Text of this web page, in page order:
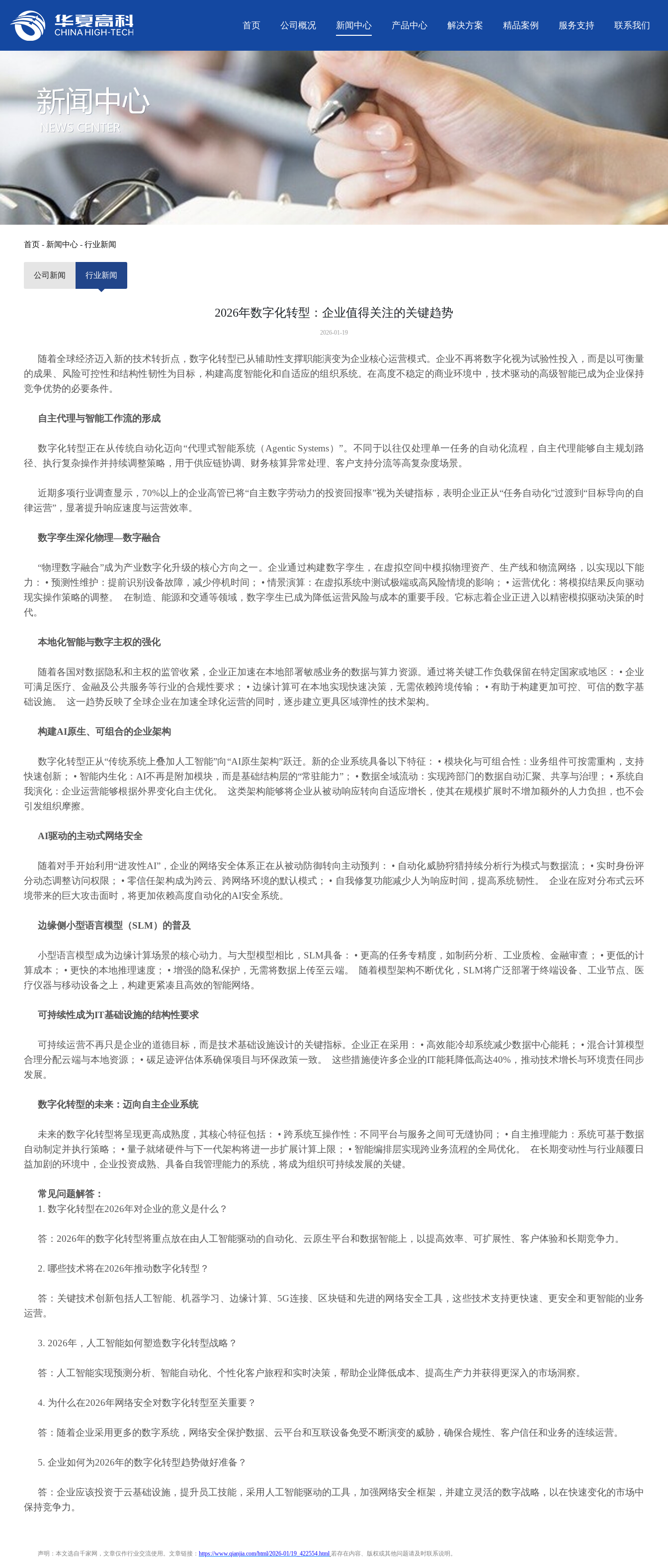
首页 公司概况 新闻中心 产品中心 解决方案 精品案例 服务支持 联系我们
首页 - 新闻中心 - 行业新闻
公司新闻 行业新闻
2026年数字化转型：企业值得关注的关键趋势
2026-01-19
随着全球经济迈入新的技术转折点，数字化转型已从辅助性支撑职能演变为企业核心运营模式。企业不再将数字化视为试验性投入，而是以可衡量
的成果、风险可控性和结构性韧性为目标，构建高度智能化和自适应的组织系统。在高度不稳定的商业环境中，技术驱动的高级智能已成为企业保持
竞争优势的必要条件。
自主代理与智能工作流的形成
数字化转型正在从传统自动化迈向 “代理式智能系统（Agentic Systems）”。不同于以往仅处理单一任务的自动化流程，自主代理能够自主规划路
径、执行复杂操作并持续调整策略，用于供应链协调、财务核算异常处理、客户支持分流等高复杂度场景。
近期多项行业调查显示， 70%以上的企业高管已将“自主数字劳动力的投资回报率”视为关键指标，表明企业正从“任务自动化”过渡到“目标导向的自
律运营”，显著提升响应速度与运营效率。
数字孪生深化物理—数字融合
“物理数字融合”成为产业数字化升级的核心方向之一。企业通过构建数字孪生，在虚拟空间中模拟物理资产、生产线和物流网络，以实现以下能
力： • 预测性维护：提前识别设备故障，减少停机时间； • 情景演算：在虚拟系统中测试极端或高风险情境的影响； • 运营优化：将模拟结果反向驱动
现实操作策略的调整。 在制造、能源和交通等领域，数字孪生已成为降低运营风险与成本的重要手段。它标志着企业正进入以精密模拟驱动决策的时
代。
本地化智能与数字主权的强化
随着各国对数据隐私和主权的监管收紧，企业正加速在本地部署敏感业务的数据与算力资源。通过将关键工作负载保留在特定国家或地区：
• 企业
可满足医疗、金融及公共服务等行业的合规性要求； • 边缘计算可在本地实现快速决策，无需依赖跨境传输； • 有助于构建更加可控、可信的数字基
础设施。 这一趋势反映了全球企业在加速全球化运营的同时，逐步建立更具区域弹性的技术架构。
构建AI原生、可组合的企业架构
数字化转型正从“传统系统上叠加人工智能”向“AI原生架构”跃迁。新的企业系统具备以下特征： • 模块化与可组合性：业务组件可按需重构，支持
快速创新； • 智能内生化：AI不再是附加模块，而是基础结构层的“常驻能力”； • 数据全域流动：实现跨部门的数据自动汇聚、共享与治理； • 系统自
我演化：企业运营能够根据外界变化自主优化。 这类架构能够将企业从被动响应转向自适应增长，使其在规模扩展时不增加额外的人力负担，也不会
引发组织摩擦。
AI驱动的主动式网络安全
随着对手开始利用“进攻性AI”，企业的网络安全体系正在从被动防御转向主动预判： • 自动化威胁狩猎持续分析行为模式与数据流； • 实时身份评
分动态调整访问权限； • 零信任架构成为跨云、跨网络环境的默认模式； • 自我修复功能减少人为响应时间，提高系统韧性。 企业在应对分布式云环
境带来的巨大攻击面时，将更加依赖高度自动化的AI安全系统。
边缘侧小型语言模型（SLM）的普及
小型语言模型成为边缘计算场景的核心动力。与大型模型相比， SLM具备： • 更高的任务专精度，如制药分析、工业质检、金融审查； • 更低的计
算成本； • 更快的本地推理速度； • 增强的隐私保护，无需将数据上传至云端。 随着模型架构不断优化，SLM将广泛部署于终端设备、工业节点、医
疗仪器与移动设备之上，构建更紧凑且高效的智能网络。
可持续性成为IT基础设施的结构性要求
可持续运营不再只是企业的道德目标，而是技术基础设施设计的关键指标。企业正在采用：
• 高效能冷却系统减少数据中心能耗； • 混合计算模型
合理分配云端与本地资源； • 碳足迹评估体系确保项目与环保政策一致。 这些措施使许多企业的IT能耗降低高达40%，推动技术增长与环境责任同步
发展。
数字化转型的未来：迈向自主企业系统
未来的数字化转型将呈现更高成熟度，其核心特征包括：
• 跨系统互操作性：不同平台与服务之间可无缝协同； • 自主推理能力：系统可基于数据
自动制定并执行策略； • 量子就绪硬件与下一代架构将进一步扩展计算上限； • 智能编排层实现跨业务流程的全局优化。 在长期变动性与行业颠覆日
益加剧的环境中，企业投资成熟、具备自我管理能力的系统，将成为组织可持续发展的关键。
常见问题解答：
1. 数字化转型在2026年对企业的意义是什么？
答： 2026年的数字化转型将重点放在由人工智能驱动的自动化、云原生平台和数据智能上，以提高效率、可扩展性、客户体验和长期竞争力。
2. 哪些技术将在2026年推动数字化转型？
答：关键技术创新包括人工智能、机器学习、边缘计算、 5G连接、区块链和先进的网络安全工具，这些技术支持更快速、更安全和更智能的业务
运营。
3. 2026年，人工智能如何塑造数字化转型战略？
答：人工智能实现预测分析、智能自动化、个性化客户旅程和实时决策，帮助企业降低成本、提高生产力并获得更深入的市场洞察。
4. 为什么在2026年网络安全对数字化转型至关重要？
答：随着企业采用更多的数字系统，网络安全保护数据、云平台和互联设备免受不断演变的威胁，确保合规性、客户信任和业务的连续运营。
5. 企业如何为2026年的数字化转型趋势做好准备？
答：企业应该投资于云基础设施，提升员工技能，采用人工智能驱动的工具，加强网络安全框架，并建立灵活的数字战略，以在快速变化的市场中
保持竞争力。
声明：本文选自千家网，文章仅作行业交流使用。文章链接： https://www.qianjia.com/html/2026-01/19_422554.html 若存在内容、版权或其他问题请及时联系说明。